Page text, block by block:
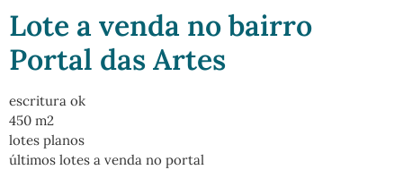
Lote a venda no bairro
Portal das Artes
escritura ok
450 m2
lotes planos
últimos lotes a venda no portal